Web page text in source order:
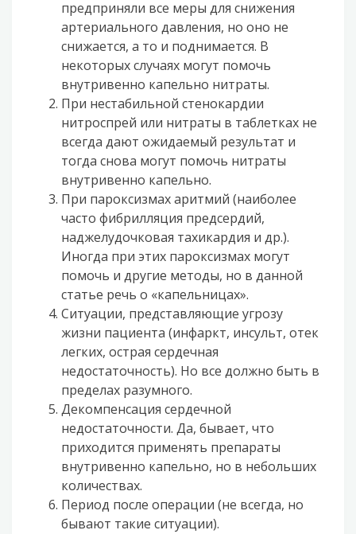
предприняли все меры для снижения
артериального давления, но оно не
снижается, а то и поднимается. В
некоторых случаях могут помочь
внутривенно капельно нитраты.
При нестабильной стенокардии
нитроспрей или нитраты в таблетках не
всегда дают ожидаемый результат и
тогда снова могут помочь нитраты
внутривенно капельно.
При пароксизмах аритмий (наиболее
часто фибрилляция предсердий,
наджелудочковая тахикардия и др.).
Иногда при этих пароксизмах могут
помочь и другие методы, но в данной
статье речь о «капельницах».
Ситуации, представляющие угрозу
жизни пациента (инфаркт, инсульт, отек
легких, острая сердечная
недостаточность). Но все должно быть в
пределах разумного.
Декомпенсация сердечной
недостаточности. Да, бывает, что
приходится применять препараты
внутривенно капельно, но в небольших
количествах.
Период после операции (не всегда, но
бывают такие ситуации).